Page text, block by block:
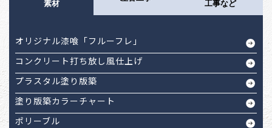
素材
工事など
オリジナル漆喰「フルーフレ」
コンクリート打ち放し風仕上げ
プラスタル塗り版築
塗り版築カラーチャート
ポリーブル